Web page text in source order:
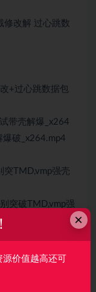
修改解 过心跳数
+过心跳数据包
带壳解爆_x264
破_x264.mp4
突TMD,vmp强壳
突破TMD,vmp强
教学直播复
(1)
×
价值越高还可